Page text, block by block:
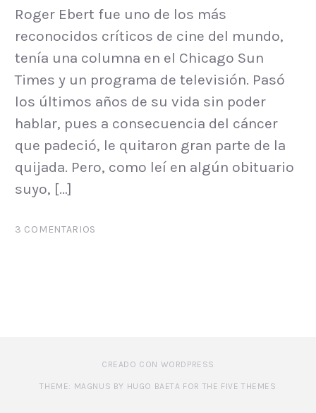
Roger Ebert fue uno de los más
reconocidos críticos de cine del mundo,
tenía una columna en el Chicago Sun
Times y un programa de televisión. Pasó
los últimos años de su vida sin poder
hablar, pues a consecuencia del cáncer
que padeció, le quitaron gran parte de la
quijada. Pero, como leí en algún obituario
suyo, […]
3 COMENTARIOS
CREADO CON WORDPRESS
THEME: MAGNUS BY HUGO BAETA FOR THE FIVE THEMES